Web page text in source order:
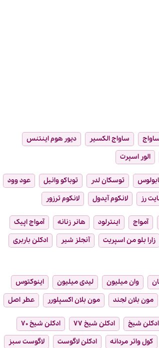
ساواج الکسیر
دیور هوم اینتنس
الور اسپرت
توسکان لدر توباکو وانیل
عود وود
رز لانکوم آیدول لانکوم ترزور
آمواج اینترلود هانر زنانه
آمواج اپیک
زارا بلو من اسپریت آنجلز شیر
ادکلن باربری
وان میلیون لیدی میلیون
اینوکتوس
مون بلان لجند مون بلان اکسپلورر عطر اصل
ادکلن شیخ ادکلن شیخ ۷۷
ادکلن شیخ ۷۰
کول واتر مردانه ادکلن لاگوست
لاگوست سبز